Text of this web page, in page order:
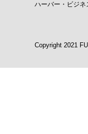
ハーバー・ビジ
Copyright 2021